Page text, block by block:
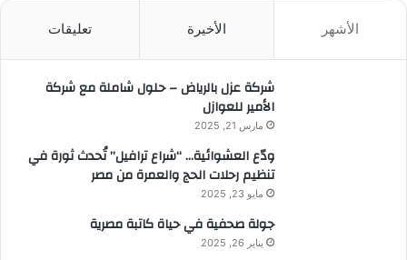
الأشهر الأخيرة تعليقات
شركة عزل بالرياض – حلول شاملة مع شركة
الأمير للعوازل
مارس 21, 2025
ودّع العشوائية… “شراع ترافيل” تُحدث ثورة في
تنظيم رحلات الحج والعمرة من مصر
مايو 23, 2025
جولة صحفية في حياة كاتبة مصرية
يناير 26, 2025